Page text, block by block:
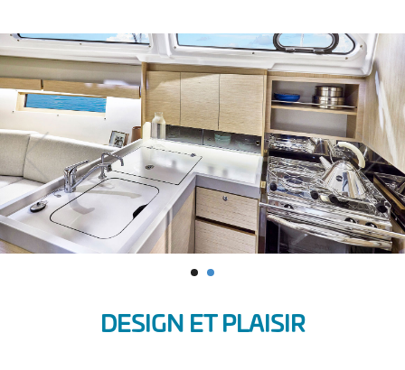
DESIGN ET PLAISIR